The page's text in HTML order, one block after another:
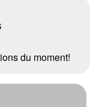
du moment!